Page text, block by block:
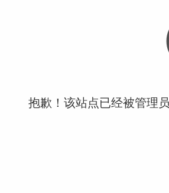
抱歉！该站点已经被管理